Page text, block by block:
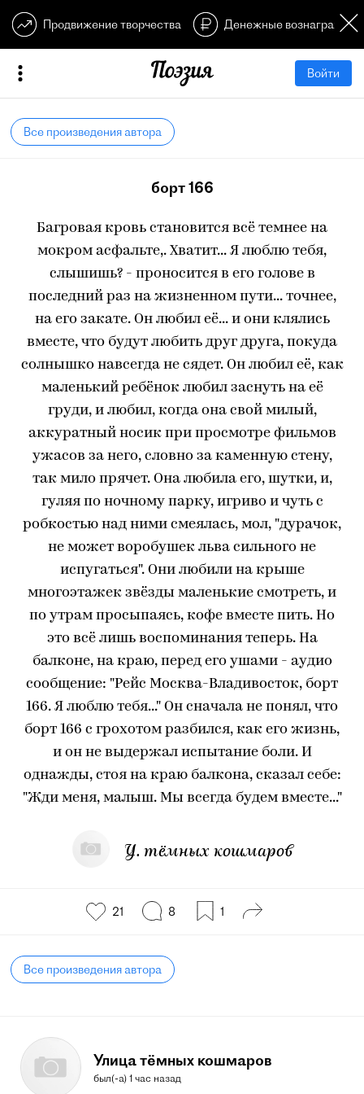
Продвижение творчества Денежные
Войти
Все произведения автора
борт 166
Багровая кровь становится всё темнее на
мокром асфальте,. Хватит... Я люблю тебя,
слышишь? - проносится в его голове в
последний раз на жизненном пути... точнее,
на его закате. Он любил её... и они клялись
вместе, что будут любить друг друга, покуда
солнышко навсегда не сядет. Он любил её, как
маленький ребёнок любил заснуть на её
груди, и любил, когда она свой милый,
аккуратный носик при просмотре фильмов
ужасов за него, словно за каменную стену,
так мило прячет. Она любила его, шутки, и,
гуляя по ночному парку, игриво и чуть с
робкостью над ними смеялась, мол, "дурачок,
не может воробушек льва сильного не
испугаться". Они любили на крыше
многоэтажек звёзды маленькие смотреть, и
по утрам просыпаясь, кофе вместе пить. Но
это всё лишь воспоминания теперь. На
балконе, на краю, перед его ушами - аудио
сообщение: "Рейс Москва-Владивосток, борт
166. Я люблю тебя..." Он сначала не понял, что
борт 166 с грохотом разбился, как его жизнь,
и он не выдержал испытание боли. И
однажды, стоя на краю балкона, сказал себе:
"Жди меня, малыш. Мы всегда будем вместе..."
У. тёмных кошмаров
21 8 1
Все произведения автора
Улица тёмных кошмаров
был(-а) 1 час назад